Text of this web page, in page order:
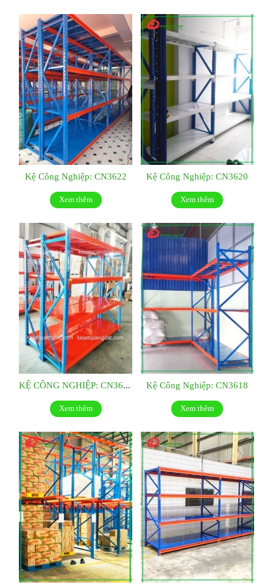
Kệ Công Nghiệp: CN3622
Xem thêm
Kệ Công Nghiệp: CN3620
Xem thêm
Xem thêm
Kệ Công Nghiệp: CN3618
Xem thêm